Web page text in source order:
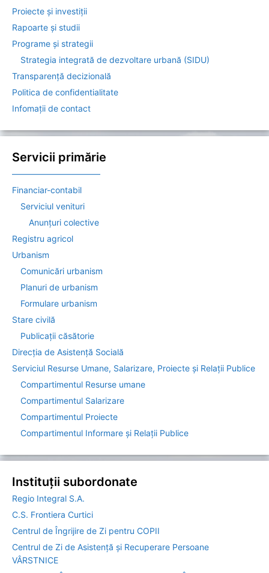
Proiecte și investiții
Rapoarte și studii
Programe și strategii
Strategia integrată de dezvoltare urbană (SIDU)
Transparență decizională
Politica de confidentialitate
Infomații de contact
Servicii primărie
——————————–
Financiar-contabil
Serviciul venituri
Anunțuri colective
Registru agricol
Urbanism
Comunicări urbanism
Planuri de urbanism
Formulare urbanism
Stare civilă
Publicații căsătorie
Direcția de Asistenţă Socială
Serviciul Resurse Umane, Salarizare, Proiecte și Relații Publice
Compartimentul Resurse umane
Compartimentul Salarizare
Compartimentul Proiecte
Compartimentul Informare şi Relaţii Publice
Instituții subordonate
Regio Integral S.A.
C.S. Frontiera Curtici
Centrul de Îngrijire de Zi pentru COPII
Centrul de Zi de Asistență și Recuperare Persoane
VÂRSTNICE